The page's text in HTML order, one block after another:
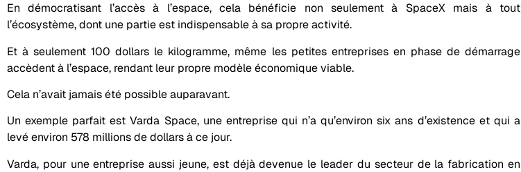
En démocratisant l’accès à l’espace, cela bénéficie non seulement à SpaceX mais à tout
l’écosystème, dont une partie est indispensable à sa propre activité.
Et à seulement 100 dollars le kilogramme, même les petites entreprises en phase de démarrage
accèdent à l’espace, rendant leur propre modèle économique viable.
Cela n’avait jamais été possible auparavant.
Un exemple parfait est Varda Space, une entreprise qui n’a qu’environ six ans d’existence et qui a
levé environ 578 millions de dollars à ce jour.
Varda, pour une entreprise aussi jeune, est déjà devenue le leader du secteur de la fabrication en